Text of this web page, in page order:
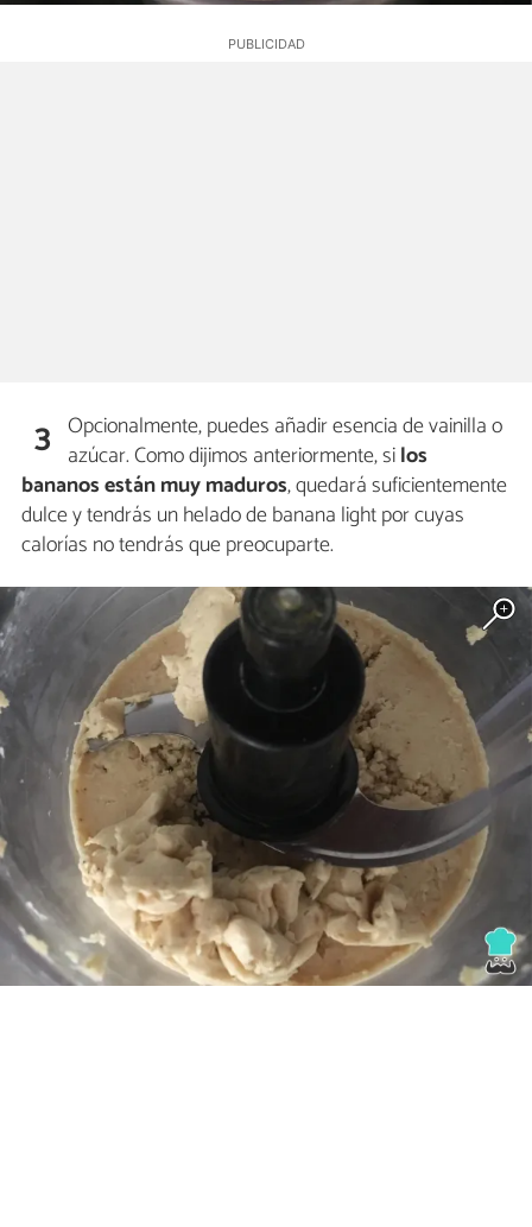
3 Opcionalmente, puedes añadir esencia de vainilla o
azúcar. Como dijimos anteriormente, silos
bananos están muy maduros, quedará suficientemente
dulce y tendrás un helado de banana light por cuyas
calorías no tendrás que preocuparte.